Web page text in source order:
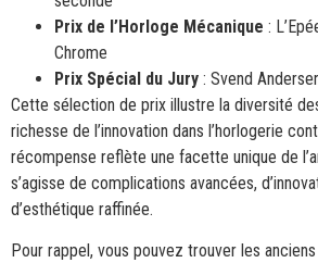
Prix de l’Horloge Mécanique :
Chrome
Prix Spécial du Jury : Svend
Cette sélection de prix illustre la diversité
richesse de l’innovation dans l’horlogerie
récompense reflète une facette unique de
s’agisse de complications avancées,
d’esthétique raffinée.
Pour rappel, vous pouvez trouver les anciens